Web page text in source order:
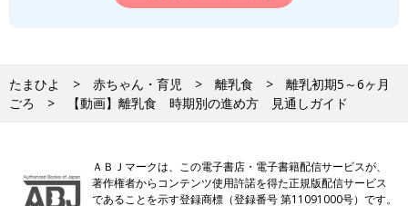
たまひよ 赤ちゃん・育児 離乳食
離乳初期5～6ヶ月
ごろ
【動画】離乳食 時期別の進め方 見通しガイド
ＡＢＪマークは、この電子書店・電子書籍配信サービスが、
著作権者からコンテンツ使用許諾を得た正規版配信サービス
であることを示す登録商標（登録番号 第11091000号）です。